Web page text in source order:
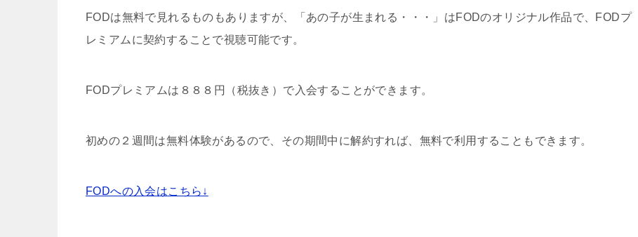
FODは無料で見れるものもありますが、「あの子が生まれる・・・」はFODのオリジナル作品で、FODプ
レミアムに契約することで視聴可能です。
FODプレミアムは８８８円（税抜き）で入会することができます。
初めの２週間は無料体験があるので、その期間中に解約すれば、無料で利用することもできます。
FODへの入会はこちら↓